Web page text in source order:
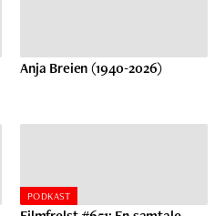
Anja Breien (1940-2026)
PODKAST